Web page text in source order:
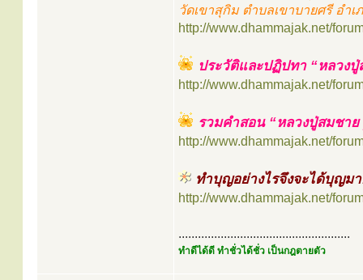
วัดเขาสุกิม ตำบลเขาบายศรี อำ
http://www.dhammajak.net/
ประวัติและปฏิปทา “หลวงปู่
http://www.dhammajak.net/
รวมคำสอน “หลวงปู่สมชาย
http://www.dhammajak.net/
ทำบุญอย่างไรจึงจะได้บุญมา
http://www.dhammajak.net/
.....................................................
ทำดีได้ดี ทำชั่วได้ชั่ว เป็นกฎตายตัว